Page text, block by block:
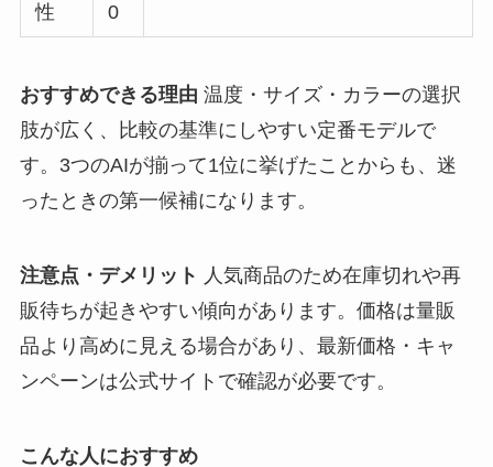
性
0
おすすめできる理由 温度・サイズ・カラーの選択
肢が広く、比較の基準にしやすい定番モデルで
す。3つのAIが揃って1位に挙げたことからも、迷
ったときの第一候補になります。
注意点・デメリット 人気商品のため在庫切れや再
販待ちが起きやすい傾向があります。価格は量販
品より高めに見える場合があり、最新価格・キャ
ンペーンは公式サイトで確認が必要です。
こんな人におすすめ